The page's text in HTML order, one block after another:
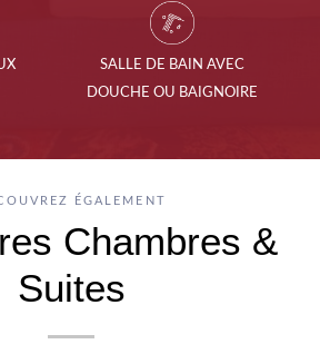
SALLE DE BAIN AVEC
DOUCHE OU BAIGNOIRE
ÉGALEMENT
Chambres &
Suites